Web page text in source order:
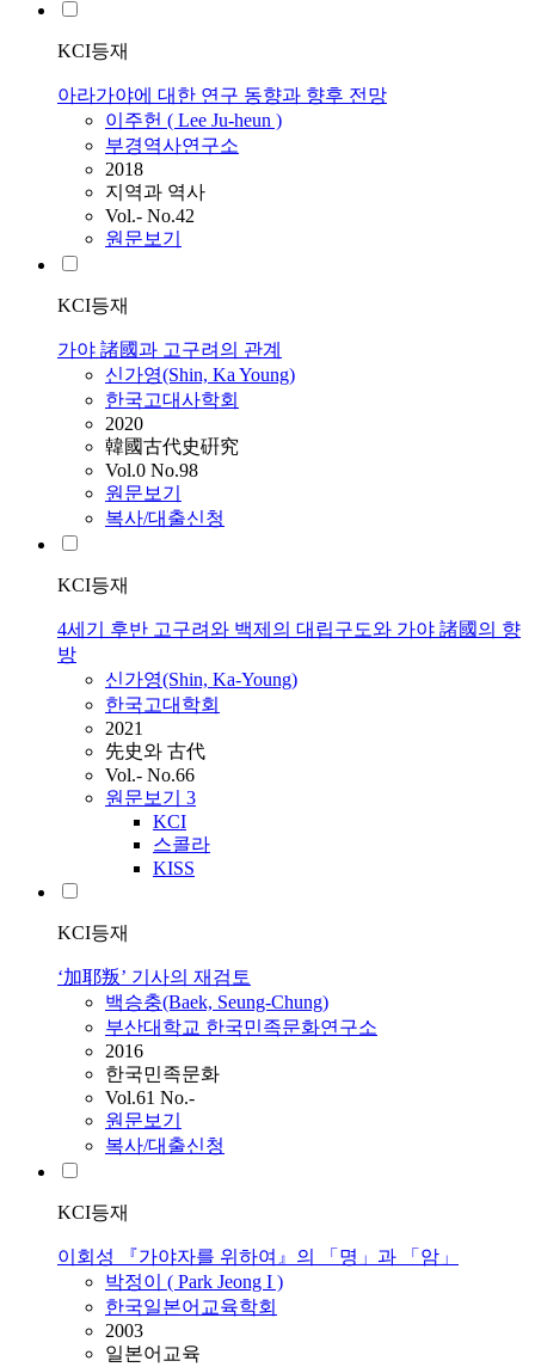
KCI등재
아라가야에 대한 연구 동향과 향후 전망
이주헌 ( Lee Ju-heun )
부경역사연구소
2018
지역과 역사
Vol.- No.42
원문보기
KCI등재
가야 諸國과 고구려의 관계
신가영(Shin, Ka Young)
한국고대사학회
2020
韓國古代史硏究
Vol.0 No.98
원문보기
복사/대출신청
KCI등재
4세기 후반 고구려와 백제의 대립구도와 가야 諸國의 향
방
신가영(Shin, Ka-Young)
한국고대학회
2021
先史와 古代
Vol.- No.66
원문보기 3
KCI
스콜라
KISS
KCI등재
‘加耶叛’ 기사의 재검토
백승충(Baek, Seung-Chung)
부산대학교 한국민족문화연구소
2016
한국민족문화
Vol.61 No.-
원문보기
복사/대출신청
KCI등재
이회성 『가야자를 위하여』의 「명」과 「암」
박정이 ( Park Jeong I )
한국일본어교육학회
2003
일본어교육